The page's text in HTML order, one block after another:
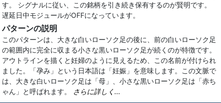
す。 シグナルに従い、この銘柄を引き続き保有するのが賢明です。
遅延日中モジュールがOFFになっています。
パターンの説明
このパターンは、大きな白いローソク足の後に、前の白いローソク足
の範囲内に完全に収まる小さな黒いローソク足が続くのが特徴です。
アウトラインを描くと妊婦のように見えるため、この名前が付けられ
ました。「孕み」という日本語は「妊娠」を意味します。この文脈で
は、大きな白いローソク足は「母」、小さな黒いローソク足は「赤ち
ゃん」と呼ばれます。
さらに詳しく...